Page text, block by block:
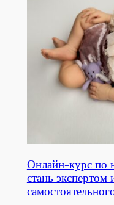
Онлайн-курс по
стань экспертом